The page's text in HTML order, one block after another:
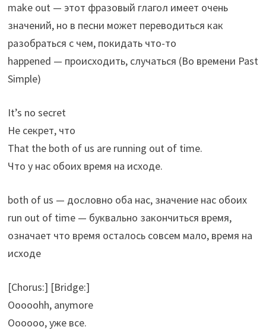
make out — этот фразовый глагол имеет очень
значений, но в песни может переводиться как
разобраться с чем, покидать что-то
happened — происходить, случаться (Во времени Past
Simple)
It’s no secret
Не секрет, что
That the both of us are running out of time.
Что у нас обоих время на исходе.
both of us — дословно оба нас, значение нас обоих
run out of time — буквально закончиться время,
означает что время осталось совсем мало, время на
исходе
[Chorus:] [Bridge:]
Ooooohh, anymore
Оооооо, уже все.